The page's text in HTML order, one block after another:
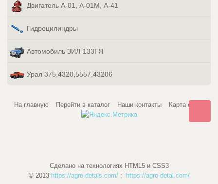
Двигатель А-01, А-01М, А-41
Гидроцилиндры
Автомобиль ЗИЛ-133ГЯ
Урал 375,4320,5557,43206
На главную Перейти в каталог Наши контакты Карта сайта
Сделано на технологиях HTML5 и CSS3
© 2013 https://agro-detals.com/; https://agro-detal.com/